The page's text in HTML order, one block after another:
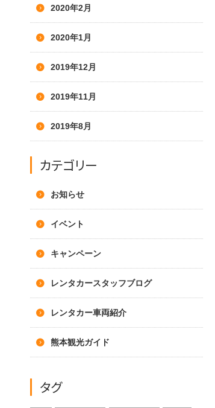
2020年2月
2020年1月
2019年12月
2019年11月
2019年8月
カテゴリー
お知らせ
イベント
キャンペーン
レンタカースタッフブログ
レンタカー車両紹介
熊本観光ガイド
タグ